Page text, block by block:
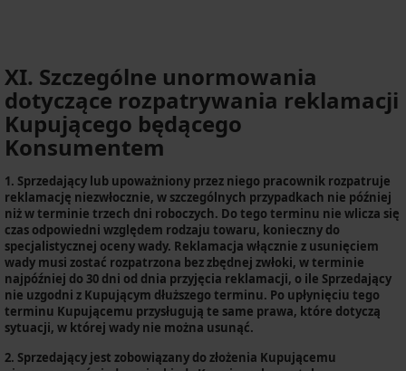
XI. Szczególne unormowania
dotyczące rozpatrywania reklamacji
Kupującego będącego
Konsumentem
1. Sprzedający lub upoważniony przez niego pracownik rozpatruje
reklamację niezwłocznie, w szczególnych przypadkach nie później
niż w terminie trzech dni roboczych. Do tego terminu nie wlicza się
czas odpowiedni względem rodzaju towaru, konieczny do
specjalistycznej oceny wady. Reklamacja włącznie z usunięciem
wady musi zostać rozpatrzona bez zbędnej zwłoki, w terminie
najpóźniej do 30 dni od dnia przyjęcia reklamacji, o ile Sprzedający
nie uzgodni z Kupującym dłuższego terminu. Po upłynięciu tego
terminu Kupującemu przysługują te same prawa, które dotyczą
sytuacji, w której wady nie można usunąć.
2. Sprzedający jest zobowiązany do złożenia Kupującemu